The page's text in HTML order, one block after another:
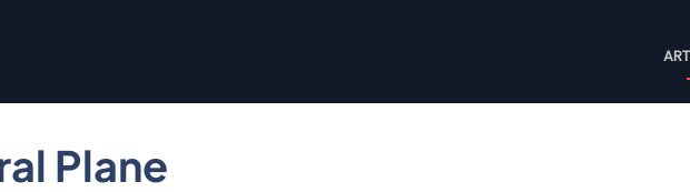
Plane